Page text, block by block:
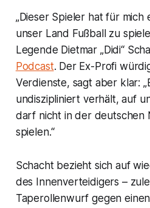
„Dieser Spieler hat für
unser Land Fußball zu
Legende Dietmar „Didi“
Podcast. Der Ex-Profi
Verdienste, sagt aber klar:
undiszipliniert verhält, auf
darf nicht in der deutschen
spielen.“
Schacht bezieht sich auf
des Innenverteidigers –
Taperollenwurf gegen